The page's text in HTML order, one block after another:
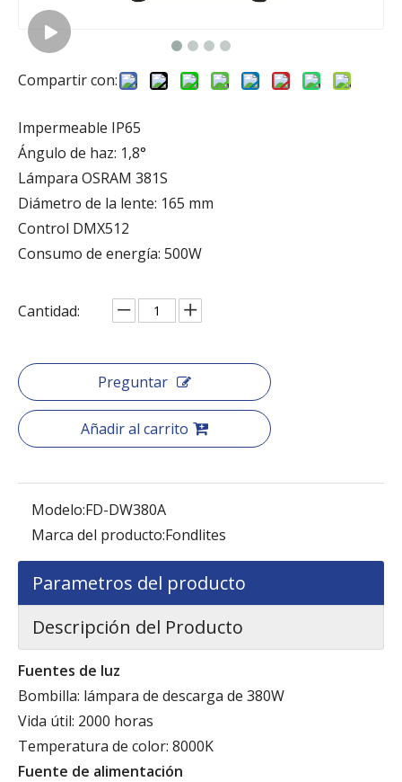
Compartir con:
Impermeable IP65
Ángulo de haz: 1,8°
Lámpara OSRAM 381S
Diámetro de la lente: 165 mm
Control DMX512
Consumo de energía: 500W
Cantidad:
Preguntar
Añadir al carrito
Modelo:FD-DW380A
Marca del producto:Fondlites
Parametros del producto
Descripción del Producto
Fuentes de luz
Bombilla: lámpara de descarga de 380W
Vida útil: 2000 horas
Temperatura de color: 8000K
Fuente de alimentación